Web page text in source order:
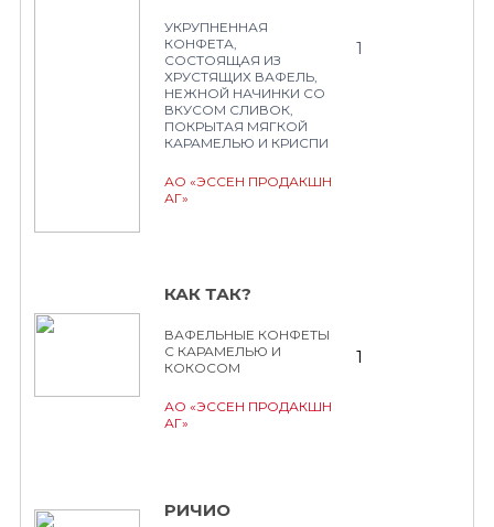
УКРУПНЕННАЯ
КОНФЕТА,
СОСТОЯЩАЯ ИЗ
ХРУСТЯЩИХ ВАФЕЛЬ,
НЕЖНОЙ НАЧИНКИ СО
ВКУСОМ СЛИВОК,
ПОКРЫТАЯ МЯГКОЙ
КАРАМЕЛЬЮ И КРИСПИ
АО «ЭССЕН ПРОДАКШН
АГ»
1
КАК ТАК?
ВАФЕЛЬНЫЕ КОНФЕТЫ
С КАРАМЕЛЬЮ И
КОКОСОМ
АО «ЭССЕН ПРОДАКШН
АГ»
1
РИЧИО